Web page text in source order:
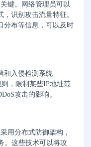
键。网络管理员可以
识别攻击流量特征。
分布等信息，可以及时
和入侵检测系统
则，限制某些IP地址范
攻击的影响。
用分布式防御架构，
。这些技术可以将攻